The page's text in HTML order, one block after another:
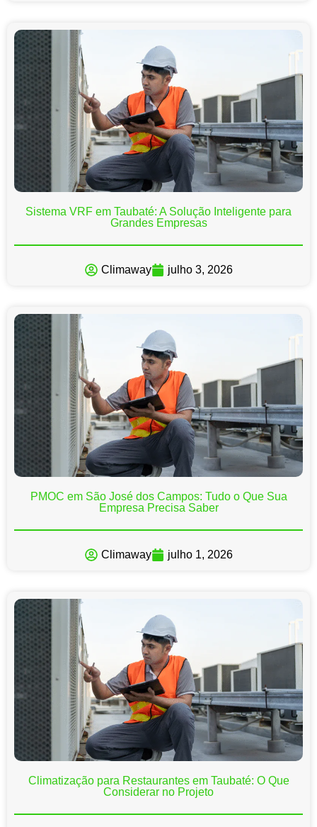
Sistema VRF em Taubaté: A Solução Inteligente para
Grandes Empresas
Climaway julho 3, 2026
PMOC em São José dos Campos: Tudo o Que Sua
Empresa Precisa Saber
Climaway julho 1, 2026
Climatização para Restaurantes em Taubaté: O Que
Considerar no Projeto